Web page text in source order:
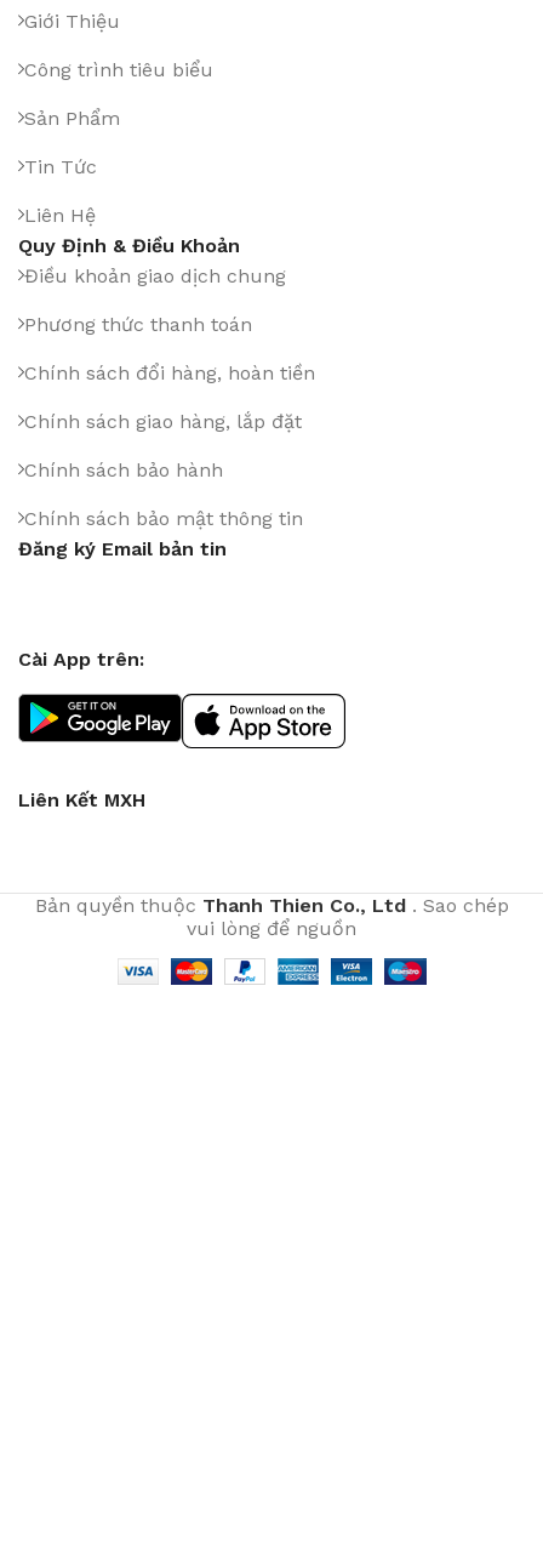
Giới Thiệu
Công trình tiêu biểu
Sản Phẩm
Tin Tức
Liên Hệ
Quy Định & Điều Khoản
Điều khoản giao dịch chung
Phương thức thanh toán
Chính sách đổi hàng, hoàn tiền
Chính sách giao hàng, lắp đặt
Chính sách bảo hành
Chính sách bảo mật thông tin
Đăng ký Email bản tin
Cài App trên:
Liên Kết MXH
Bản quyền thuộc Thanh Thien Co., Ltd. Sao chép
vui lòng để nguồn